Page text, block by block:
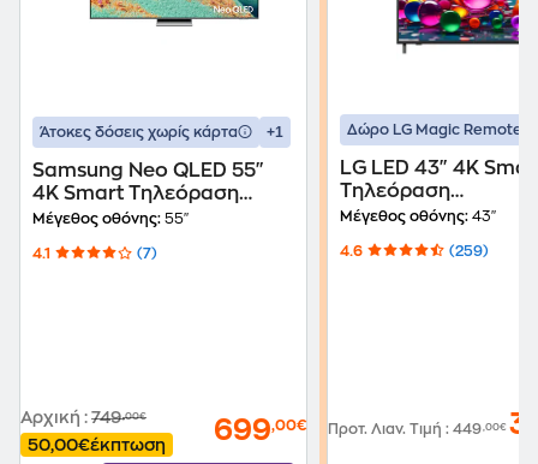
Άτοκες δόσεις χωρίς κάρτα +1
Samsung Neo QLED 55"
4K Smart Τηλεόραση
QE55QN85F
Μέγεθος οθόνης: 55"
4.1 (7)
Αρχική : 749,00€
50,00€έκπτωση 699,00€
Δώρο LG Magic Remote
LG LED 43" 4K
Τηλεόραση
43UA75006LA
Μέγεθος οθόνης: 43"
4.6 (259)
Προτ. Λιαν. Τιμή : 449,00€